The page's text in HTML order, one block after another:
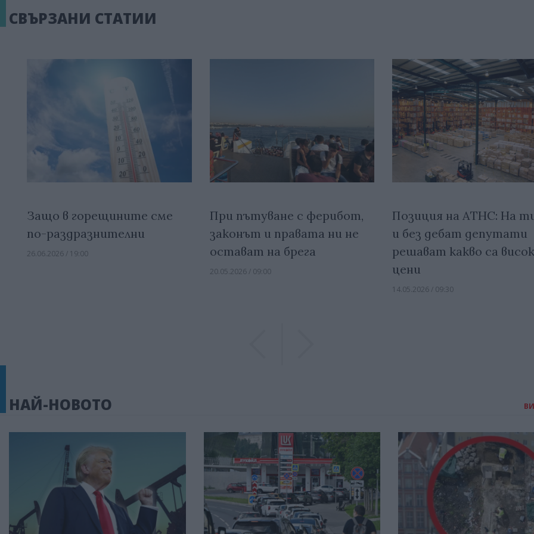
СВЪРЗАНИ СТАТИИ
Защо в горещините сме
по-раздразнителни
26.06.2026 / 19:00
При пътуване с ферибот,
законът и правата ни не
остават на брега
20.05.2026 / 09:00
Позиция на АТНС: На
и без дебат депутати
решават какво са
цени
14.05.2026 / 09:30
НАЙ-НОВОТО